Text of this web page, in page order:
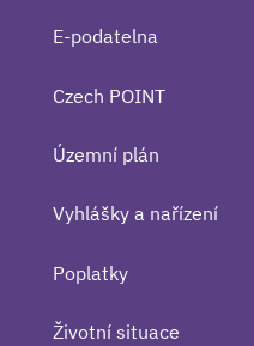
E-podatelna
Czech POINT
Územní plán
Vyhlášky a nařízení
Poplatky
Životní situace